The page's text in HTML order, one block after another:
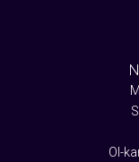
Ol-